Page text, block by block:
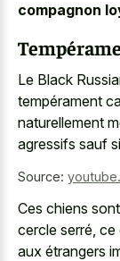
compagnon
Le Black
tempérament
naturellement
agressifs sauf
Source:
Ces chiens
cercle serré,
aux étrangers